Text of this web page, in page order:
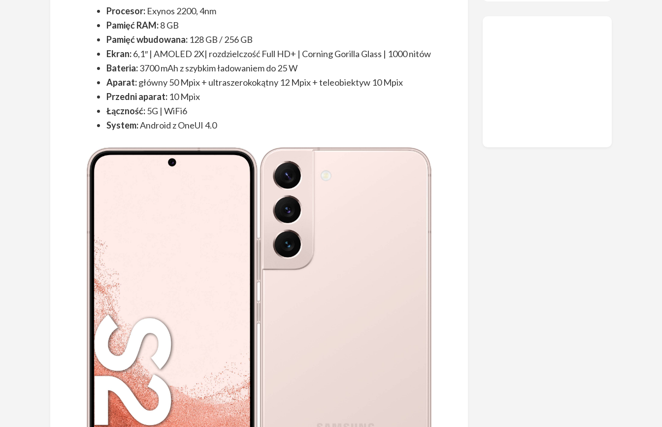
Procesor: Exynos 2200, 4nm
Pamięć RAM:8 GB
Pamięć wbudowana: 128 GB / 256 GB
Ekran:6,1″ | AMOLED 2X| rozdzielczość Full HD+ | Corning Gorilla Glass | 1000 nitów
Bateria:3700 mAh z szybkim ładowaniem do 25 W
Aparat:główny 50 Mpix + ultraszerokokątny 12 Mpix + teleobiektyw 10 Mpix
Przedni aparat: 10 Mpix
Łączność:5G | WiFi6
System:Android z OneUI 4.0